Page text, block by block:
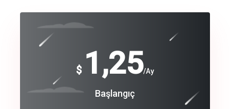
$ 1,25/Ay
Başlangıç
Free
Basic